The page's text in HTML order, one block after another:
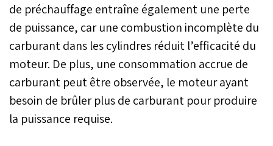
de préchauffage entraîne également une perte
de puissance, car une combustion incomplète du
carburant dans les cylindres réduit l’efficacité du
moteur. De plus, une consommation accrue de
carburant peut être observée, le moteur ayant
besoin de brûler plus de carburant pour produire
la puissance requise.